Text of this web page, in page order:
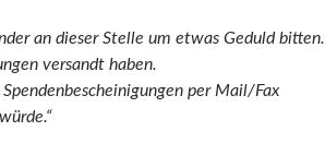
an dieser Stelle um etwas Geduld bitten.
versandt haben.
per Mail/Fax